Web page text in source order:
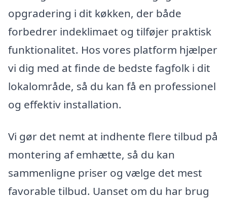
opgradering i dit køkken, der både
forbedrer indeklimaet og tilføjer praktisk
funktionalitet. Hos vores platform hjælper
vi dig med at finde de bedste fagfolk i dit
lokalområde, så du kan få en professionel
og effektiv installation.
Vi gør det nemt at indhente flere tilbud på
montering af emhætte, så du kan
sammenligne priser og vælge det mest
favorable tilbud. Uanset om du har brug